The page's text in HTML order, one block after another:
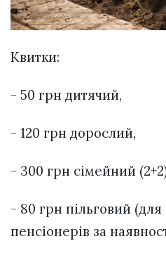
Квитки:
- 50 грн дитячий,
- 120 грн дорослий,
- 300 грн сімейний
- 80 грн пільговий (для
пенсіонерів за